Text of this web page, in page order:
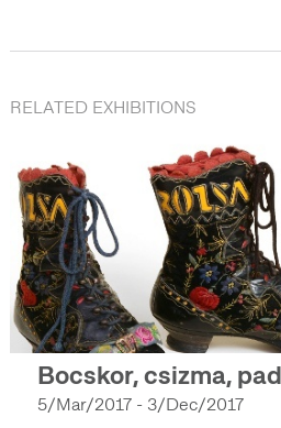
RELATED EXHIBITIONS
Bocskor, csizma,
5/Mar/2017 - 3/Dec/2017